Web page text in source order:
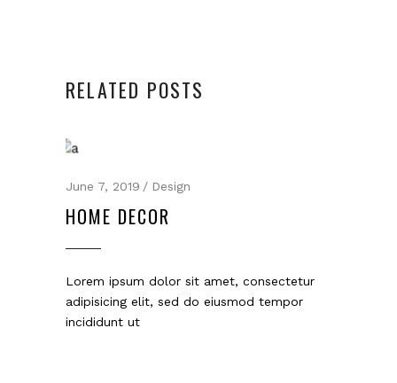
RELATED POSTS
June 7, 2019 Design
HOME DECOR
Lorem ipsum dolor sit amet, consectetur
adipisicing elit, sed do eiusmod tempor
incididunt ut